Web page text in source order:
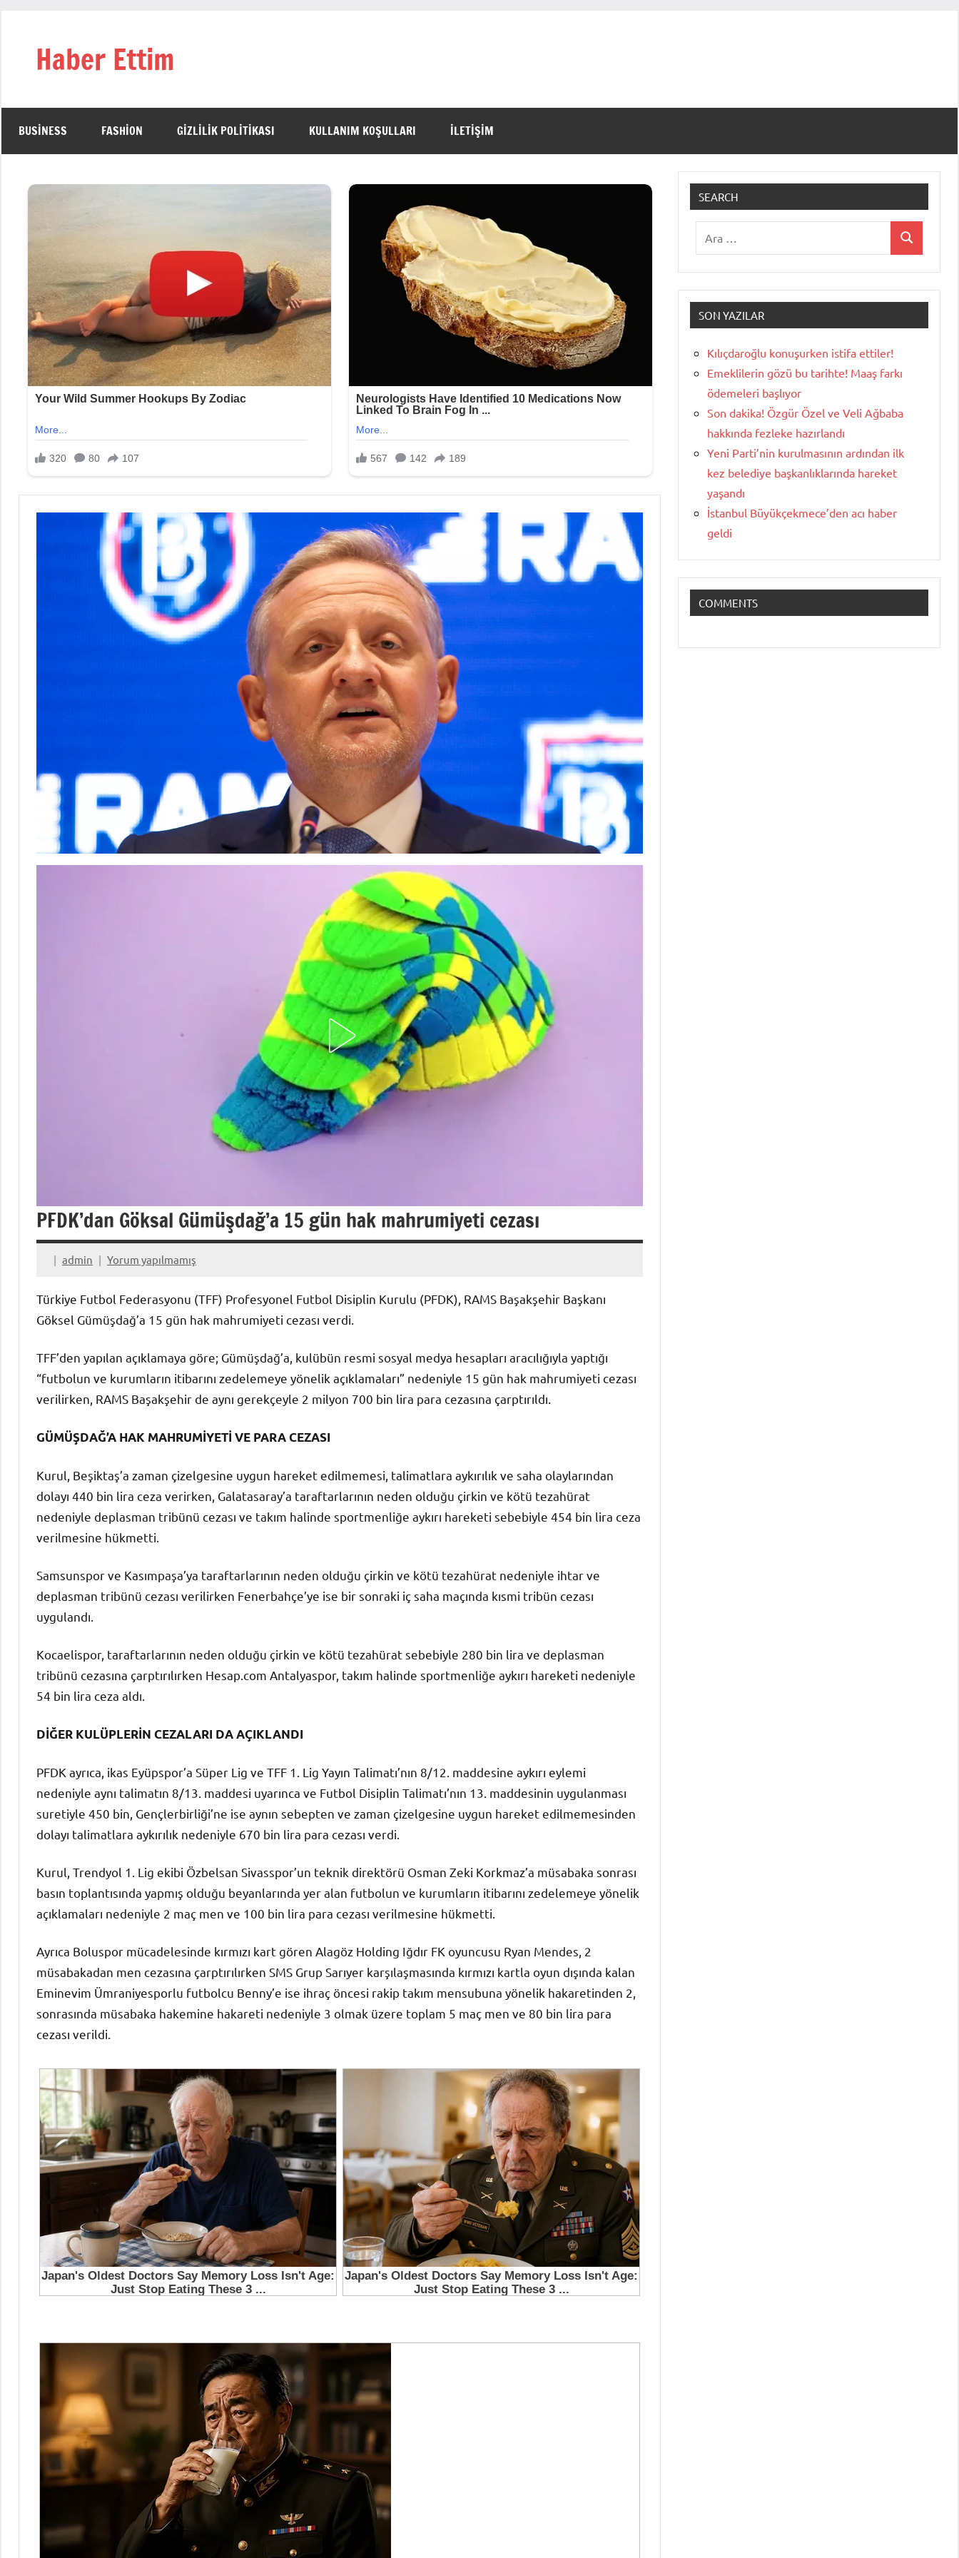
Haber Ettim
BUSINESS FASHION GIZLILIK POLITIKASI KULLANIM KOŞULLARI İLETİŞİM
PFDK’dan Göksal Gümüşdağ’a 15 gün hak mahrumiyeti cezası
admin Yorum yapılmamış
Türkiye Futbol Federasyonu (TFF) Profesyonel Futbol Disiplin Kurulu (PFDK), RAMS Başakşehir Başkanı
Göksel Gümüşdağ’a 15 gün hak mahrumiyeti cezası verdi.
TFF’den yapılan açıklamaya göre; Gümüşdağ’a, kulübün resmi sosyal medya hesapları aracılığıyla yaptığı
“futbolun ve kurumların itibarını zedelemeye yönelik açıklamaları” nedeniyle 15 gün hak mahrumiyeti cezası
verilirken, RAMS Başakşehir de aynı gerekçeyle 2 milyon 700 bin lira para cezasına çarptırıldı.
GÜMÜŞDAĞ’A HAK MAHRUMİYETİ VE PARA CEZASI
Kurul, Beşiktaş’a zaman çizelgesine uygun hareket edilmemesi, talimatlara aykırılık ve saha olaylarından
dolayı 440 bin lira ceza verirken, Galatasaray’a taraftarlarının neden olduğu çirkin ve kötü tezahürat
nedeniyle deplasman tribünü cezası ve takım halinde sportmenliğe aykırı hareketi sebebiyle 454 bin lira ceza
verilmesine hükmetti.
Samsunspor ve Kasımpaşa’ya taraftarlarının neden olduğu çirkin ve kötü tezahürat nedeniyle ihtar ve
deplasman tribünü cezası verilirken Fenerbahçe’ye ise bir sonraki iç saha maçında kısmi tribün cezası
uygulandı.
Kocaelispor, taraftarlarının neden olduğu çirkin ve kötü tezahürat sebebiyle 280 bin lira ve deplasman
tribünü cezasına çarptırılırken Hesap.com Antalyaspor, takım halinde sportmenliğe aykırı hareketi nedeniyle
54 bin lira ceza aldı.
DİĞER KULÜPLERİN CEZALARI DA AÇIKLANDI
PFDK ayrıca, ikas Eyüpspor’a Süper Lig ve TFF 1. Lig Yayın Talimatı’nın 8/12. maddesine aykırı eylemi
nedeniyle aynı talimatın 8/13. maddesi uyarınca ve Futbol Disiplin Talimatı’nın 13. maddesinin uygulanması
suretiyle 450 bin, Gençlerbirliği’ne ise aynın sebepten ve zaman çizelgesine uygun hareket edilmemesinden
dolayı talimatlara aykırılık nedeniyle 670 bin lira para cezası verdi.
Kurul, Trendyol 1. Lig ekibi Özbelsan Sivasspor’un teknik direktörü Osman Zeki Korkmaz’a müsabaka sonrası
basın toplantısında yapmış olduğu beyanlarında yer alan futbolun ve kurumların itibarını zedelemeye yönelik
açıklamaları nedeniyle 2 maç men ve 100 bin lira para cezası verilmesine hükmetti.
Ayrıca Boluspor mücadelesinde kırmızı kart gören Alagöz Holding Iğdır FK oyuncusu Ryan Mendes, 2
müsabakadan men cezasına çarptırılırken SMS Grup Sarıyer karşılaşmasında kırmızı kartla oyun dışında kalan
Eminevim Ümraniyesporlu futbolcu Benny’e ise ihraç öncesi rakip takım mensubuna yönelik hakaretinden 2,
sonrasında müsabaka hakemine hakareti nedeniyle 3 olmak üzere toplam 5 maç men ve 80 bin lira para
cezası verildi.
SEARCH
Ara
SON YAZILAR
Kılıçdaroğlu konuşurken istifa ettiler!
Emeklilerin gözü bu tarihte! Maaş farkı
ödemeleri başlıyor
Son dakika! Özgür Özel ve Veli Ağbaba
hakkında fezleke hazırlandı
Yeni Parti’nin kurulmasının ardından ilk
kez belediye başkanlıklarında hareket
yaşandı
İstanbul Büyükçekmece’den acı haber
geldi
COMMENTS